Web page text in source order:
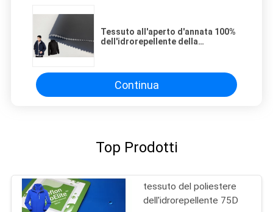
Tessuto all'aperto d'annata 100%
dell'idrorepellente della
FD
Continua
Top Prodotti
tessuto del poliestere
dell'idrorepellente 75D